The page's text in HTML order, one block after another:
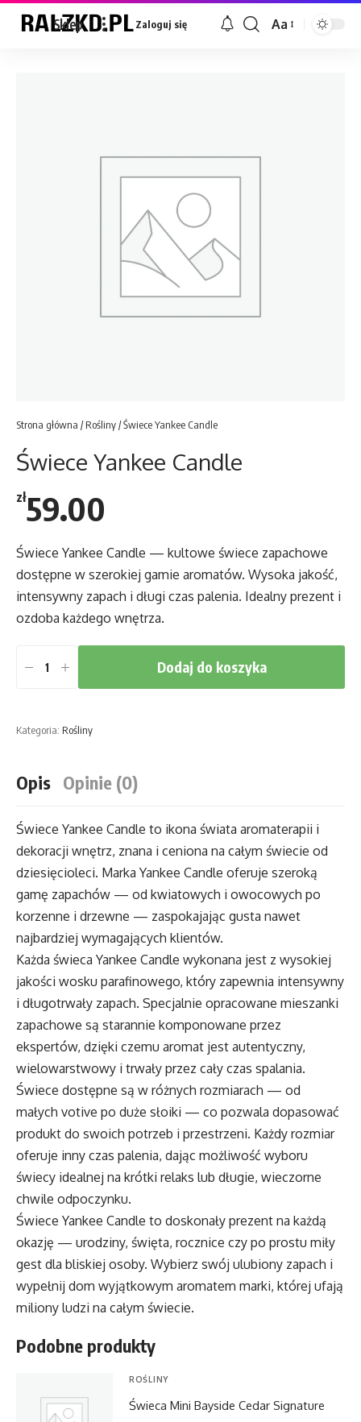
Sklep Zaloguj się
Font
Aa
Strona główna /Rośliny/ Świece Yankee Candle
Świece Yankee Candle
zł59.00
Świece Yankee Candle — kultowe świece zapachowe
dostępne w szerokiej gamie aromatów. Wysoka jakość,
intensywny zapach i długi czas palenia. Idealny prezent i
ozdoba każdego wnętrza.
Candle
Dodaj do koszyka
Kategoria: Rośliny
Opis Opinie (0)
Świece Yankee Candle to ikona świata aromaterapii i
dekoracji wnętrz, znana i ceniona na całym świecie od
dziesięcioleci. Marka Yankee Candle oferuje szeroką
gamę zapachów — od kwiatowych i owocowych po
korzenne i drzewne — zaspokajając gusta nawet
najbardziej wymagających klientów.
Każda świeca Yankee Candle wykonana jest z wysokiej
jakości wosku parafinowego, który zapewnia intensywny
i długotrwały zapach. Specjalnie opracowane mieszanki
zapachowe są starannie komponowane przez
ekspertów, dzięki czemu aromat jest autentyczny,
wielowarstwowy i trwały przez cały czas spalania.
Świece dostępne są w różnych rozmiarach — od
małych votive po duże słoiki — co pozwala dopasować
produkt do swoich potrzeb i przestrzeni. Każdy rozmiar
oferuje inny czas palenia, dając możliwość wyboru
świecy idealnej na krótki relaks lub długie, wieczorne
chwile odpoczynku.
Świece Yankee Candle to doskonały prezent na każdą
okazję — urodziny, święta, rocznice czy po prostu miły
gest dla bliskiej osoby. Wybierz swój ulubiony zapach i
wypełnij dom wyjątkowym aromatem marki, której ufają
miliony ludzi na całym świecie.
Podobne produkty
ROŚLINY
Świeca Mini Bayside Cedar Signature